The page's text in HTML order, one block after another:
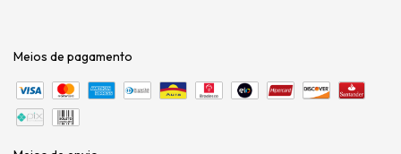
Meios de pagamento